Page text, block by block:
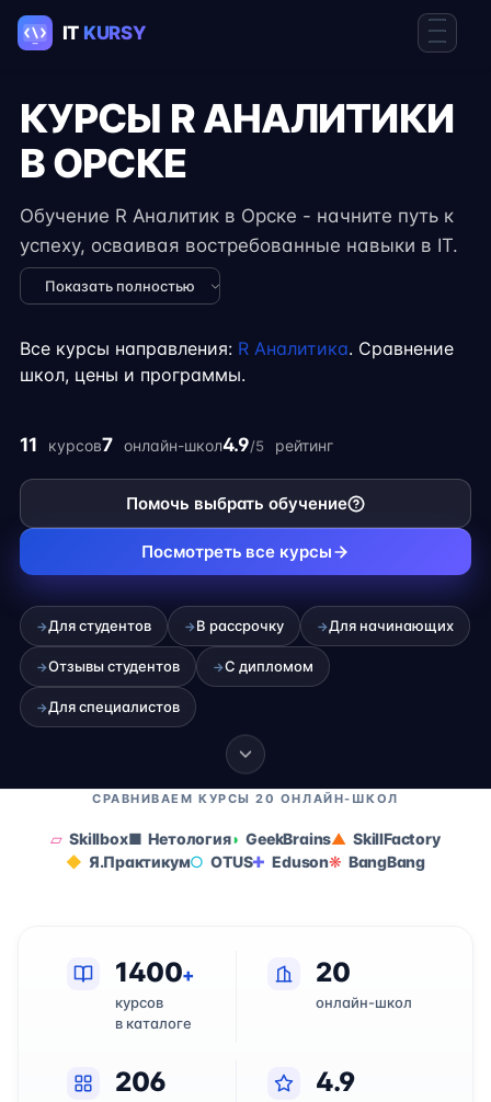
КУРСЫ R АНАЛИТИКИ
В ОРСКЕ
Обучение R Аналитик в Орске - начните путь к
успеху, осваивая востребованные навыки в IT.
Курсы подходят для новичков и специалистов с
опытом, включают практические задания,
Гибкий формат занятий позволяет совмещать
Показать полностью
Все курсы направления: R Аналитика. Сравнение
школ, цены и программы.
11 курсов7 онлайн-школ4.9/5 рейтинг
Помочь выбрать обучение
Посмотреть все курсы
→Для студентов →В рассрочку →Для начинающих
→Отзывы студентов →С дипломом
→Для специалистов
СРАВНИВАЕМ КУРСЫ 20 ОНЛАЙН-ШКОЛ
Skillbox Нетология GeekBrains
SkillFactory
Я.Практикум
OTUS Eduson BangBang
1400+
курсов
в каталоге
20
онлайн-школ
206 4.9